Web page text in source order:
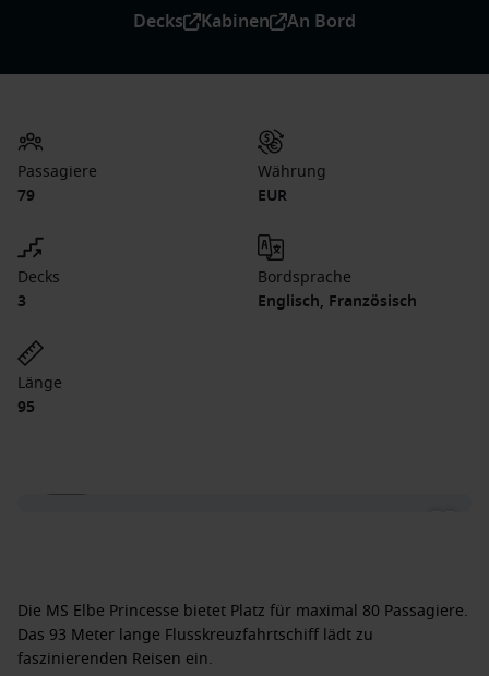
Decks Kabinen An Bord
Passagiere
79
Währung
EUR
Decks
3
Bordsprache
Englisch, Französisch
Länge
95
Die MS Elbe Princesse bietet Platz für maximal 80 Passagiere.
Das 93 Meter lange Flusskreuzfahrtschiff lädt zu
faszinierenden Reisen ein.